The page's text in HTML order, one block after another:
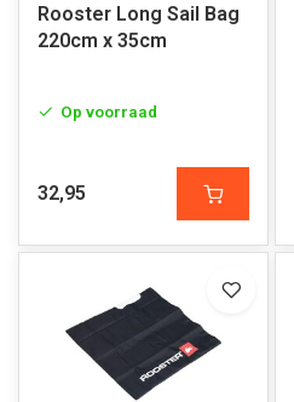
Rooster Long Sail Bag
220cm x 35cm
Op voorraad
32,95